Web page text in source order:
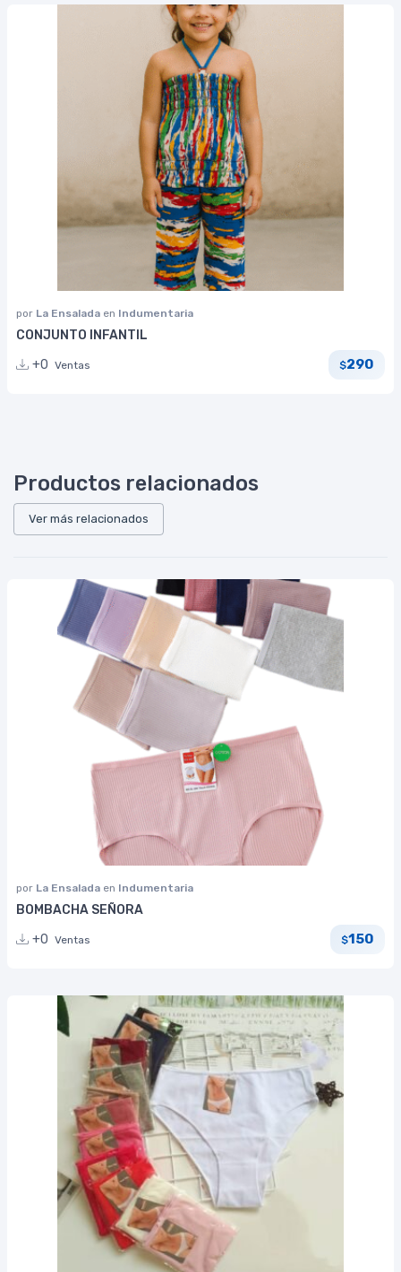
por La Ensalada en Indumentaria
CONJUNTO INFANTIL
+0 Ventas $290
Productos relacionados
Ver más relacionados
por La Ensalada en Indumentaria
BOMBACHA SEÑORA
+0 Ventas $150